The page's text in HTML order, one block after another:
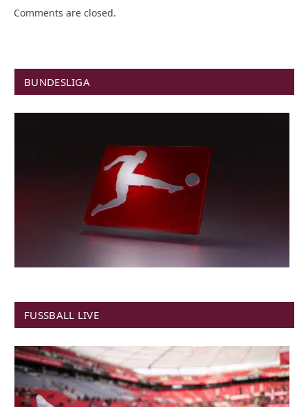
Comments are closed.
BUNDESLIGA
FUSSBALL LIVE